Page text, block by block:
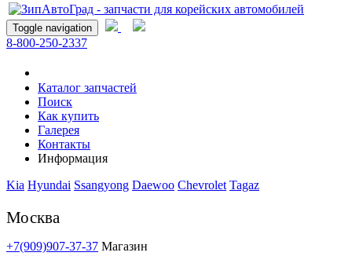
Toggle navigation
8-800-250-2337
Каталог запчастей
Поиск
Как купить
Галерея
Контакты
Информация
Kia Hyundai Ssangyong Daewoo Chevrolet Tagaz
Москва
+7(909)907-37-37 Магазин